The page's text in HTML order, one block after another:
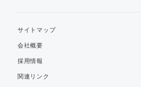
サイトマップ
会社概要
採用情報
関連リンク